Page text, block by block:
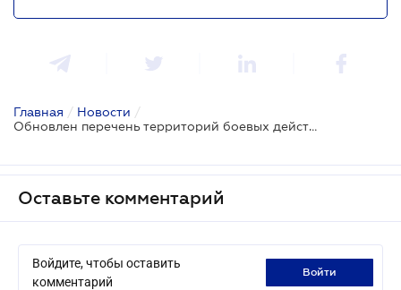
Главная / Новости /
Обновлен перечень территорий боевых действий и ВОТ
Оставьте комментарий
Войдите, чтобы оставить
комментарий
войти